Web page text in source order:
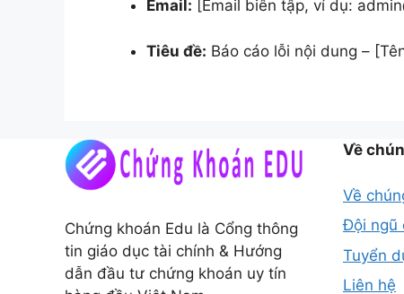
Email: [Email biên tập, ví dụ:
Tiêu đề: Báo cáo lỗi nội dung –
Chứng khoán Edu là Cổng thông
tin giáo dục tài chính & Hướng
dẫn đầu tư chứng khoán uy tín
Về
Về
Đội ngũ
Tuyển
Liên hệ